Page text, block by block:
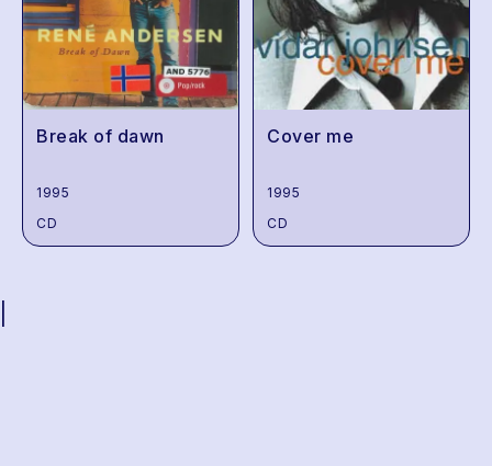
Break of dawn
1995
CD
Cover me
1995
CD